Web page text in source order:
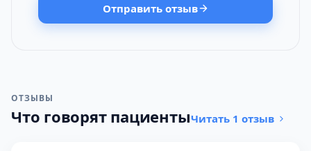
Отправить отзыв
ОТЗЫВЫ
Что говорят пациентыЧитать 1 отзыв